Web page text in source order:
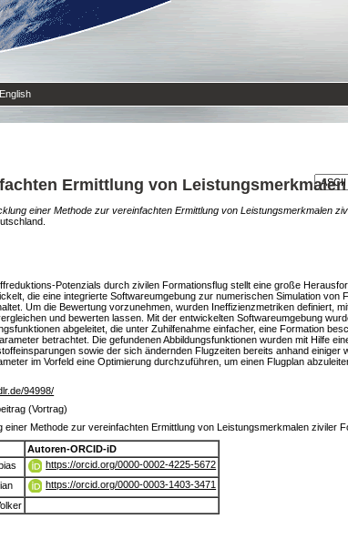
English
Ermittlung von
einer Methode zur vereinfachten Ermittlung von Leistungsmerkmalen
Potenzials durch zivilen Formationsflug stellt eine große
die eine integrierte Softwareumgebung zur numerischen Simulation von
Um die Bewertung vorzunehmen, wurden Ineffizienzmetriken definiert,
und bewerten lassen. Mit der entwickelten Softwareumgebung
abgeleitet, die unter Zuhilfenahme einfacher, eine Formation
betrachtet. Die gefundenen Abbildungsfunktionen wurden mit Hilfe
sowie der sich ändernden Flugzeiten bereits anhand einiger
im Vorfeld eine Optimierung durchzuführen, um einen Flugplan
94998/
(Vortrag)
einer Methode zur vereinfachten Ermittlung von Leistungsmerkmalen ziviler
Autoren-ORCID-iD
https://orcid.org/0000-0002-4225-5672
https://orcid.org/0000-0003-1403-3471